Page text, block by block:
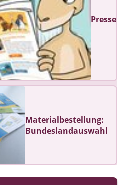
Presse
Materialbestellung:
Bundeslandauswahl